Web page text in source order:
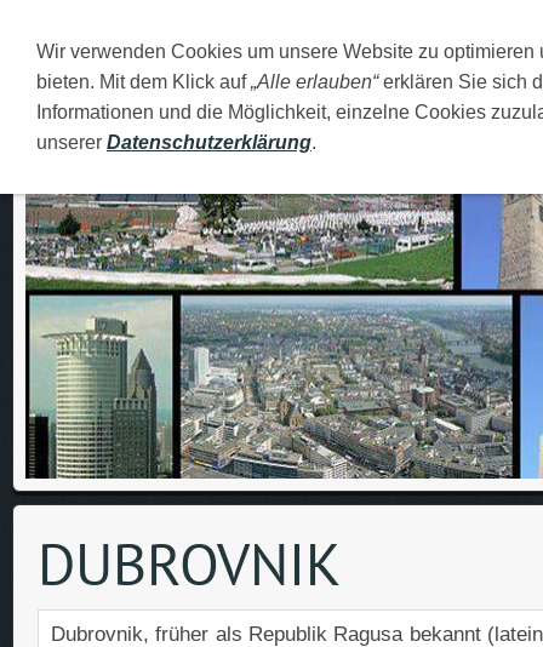
DEUTSCH O MENI FAMILIJA MOJI GRADOVI
DUBROVNIK
Dubrovnik, früher als Republik Ragusa bekannt
Wir verwenden Cookies um unsere Website zu
bieten. Mit dem Klick auf„Alle erlauben“erklären Sie sich
Informationen und die Möglichkeit, einzelne Cookies
unserer Datenschutzerklärung.